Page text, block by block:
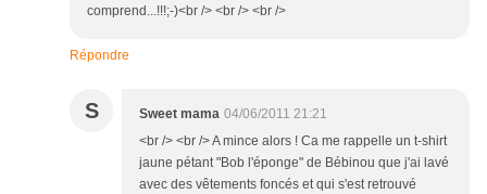
comprend...!!!;-)<br /> <br /> <br />
Répondre
S Sweet mama 04/06/2011 21:21
<br /> <br /> A mince alors ! Ca me rappelle un t-shirt
jaune pétant "Bob l'éponge" de Bébinou que j'ai lavé
avec des vêtements foncés et qui s'est retrouvé